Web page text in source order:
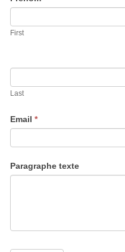
First
Last
Email*
Paragraphe texte